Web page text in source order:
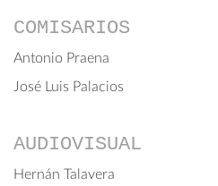
COMISARIOS
Antonio Praena
José Luis Palacios
AUDIOVISUAL
Hernán Talavera